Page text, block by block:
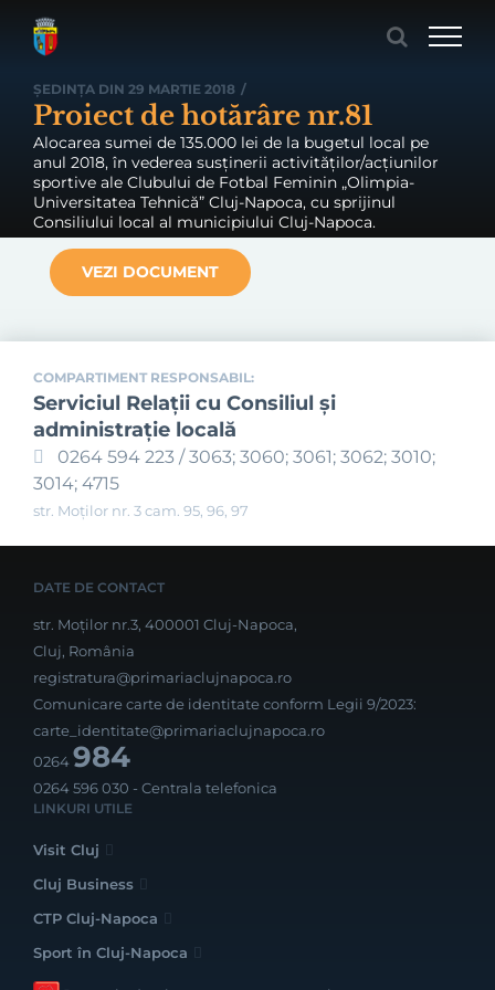
ȘEDINȚA DIN 29 MARTIE 2018 /
Proiect de hotărâre nr.81
Alocarea sumei de 135.000 lei de la bugetul local pe
anul 2018, în vederea susţinerii activităţilor/acţiunilor
sportive ale Clubului de Fotbal Feminin „Olimpia-
Universitatea Tehnică” Cluj-Napoca, cu sprijinul
Consiliului local al municipiului Cluj-Napoca.
VEZI DOCUMENT
COMPARTIMENT RESPONSABIL:
Serviciul Relaţii cu Consiliul şi
administraţie locală
0264 594 223 / 3063; 3060; 3061; 3062; 3010;
3014; 4715
str. Moților nr. 3 cam. 95, 96, 97
DATE DE CONTACT
str. Moților nr.3, 400001 Cluj-Napoca,
Cluj, România
registratura@primariaclujnapoca.ro
Comunicare carte de identitate conform Legii 9/2023:
carte_identitate@primariaclujnapoca.ro
0264984
0264 596 030 - Centrala telefonica
LINKURI UTILE
Visit Cluj
Cluj Business
CTP Cluj-Napoca
Sport în Cluj-Napoca